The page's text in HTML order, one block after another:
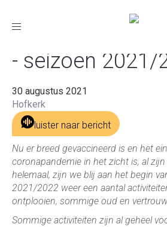
Toggle
Activiteiten in de
- seizoen 2021/
30 augustus 2021
Hofkerk
luister naar bericht
Nu er breed gevaccineerd is en het
coronapandemie in het zicht is, al
helemaal, zijn we blij aan het begin
2021/2022 weer een aantal
ontplooien, sommige oud en
Sommige activiteiten zijn al geheel